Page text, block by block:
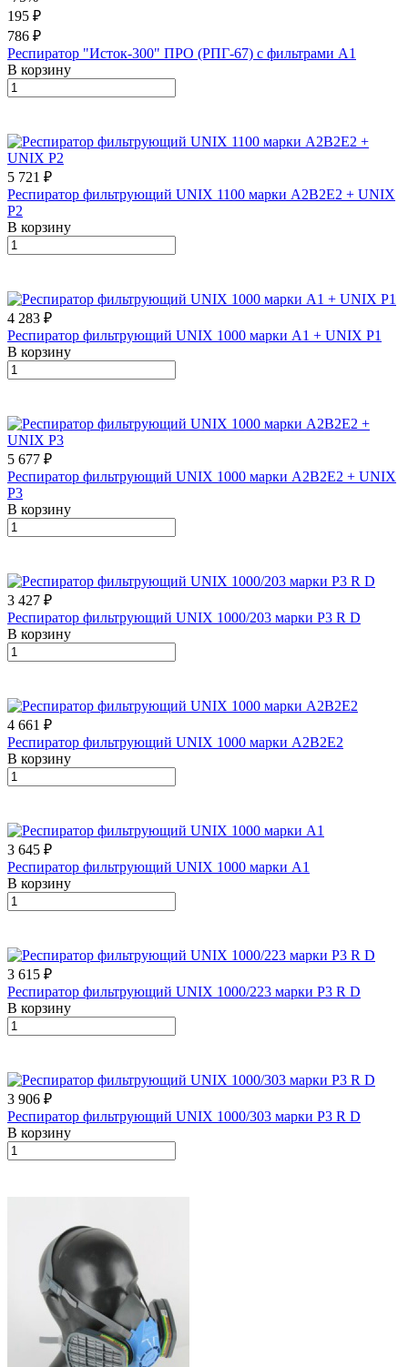
195 ₽
786 ₽
Респиратор "Исток-300" ПРО (РПГ-67) с фильтрами А1
В корзину
5 721 ₽
Респиратор фильтрующий UNIX 1100 марки А2В2Е2 + UNIX
Р2
В корзину
4 283 ₽
Респиратор фильтрующий UNIX 1000 марки А1 + UNIX Р1
В корзину
5 677 ₽
Респиратор фильтрующий UNIX 1000 марки А2В2Е2 + UNIX
Р3
В корзину
3 427 ₽
Респиратор фильтрующий UNIX 1000/203 марки Р3 R D
В корзину
4 661 ₽
Респиратор фильтрующий UNIX 1000 марки А2В2Е2
В корзину
3 645 ₽
Респиратор фильтрующий UNIX 1000 марки А1
В корзину
3 615 ₽
Респиратор фильтрующий UNIX 1000/223 марки Р3 R D
В корзину
3 906 ₽
Респиратор фильтрующий UNIX 1000/303 марки Р3 R D
В корзину